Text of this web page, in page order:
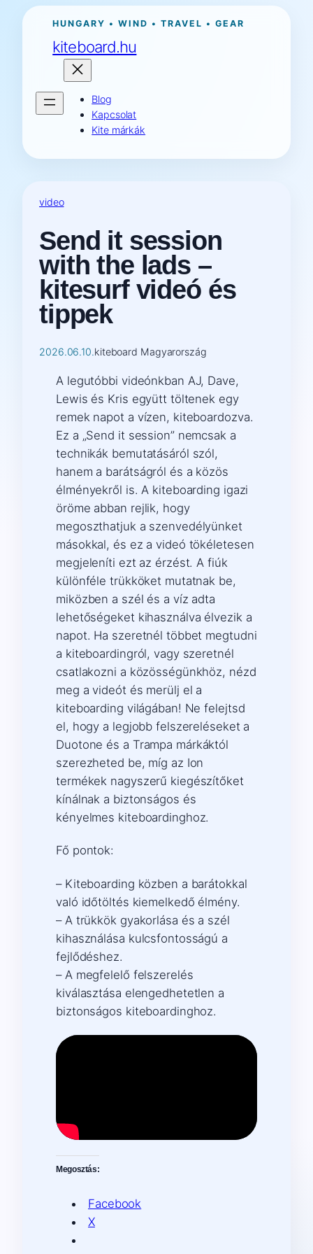
Ugrás
tartalomhoz
HUNGARY • WIND • TRAVEL • GEAR
kiteboard.hu
Blog
Kapcsolat
Kite márkák
video
Send it session
with the lads –
kitesurf videó és
tippek
2026.06.10.kiteboard Magyarország
A legutóbbi videónkban AJ, Dave,
Lewis és Kris együtt töltenek egy
remek napot a vízen, kiteboardozva.
Ez a „Send it session” nemcsak a
technikák bemutatásáról szól,
hanem a barátságról és a közös
élményekről is. A kiteboarding igazi
öröme abban rejlik, hogy
megoszthatjuk a szenvedélyünket
másokkal, és ez a videó tökéletesen
megjeleníti ezt az érzést. A fiúk
különféle trükköket mutatnak be,
miközben a szél és a víz adta
lehetőségeket kihasználva élvezik a
napot. Ha szeretnél többet megtudni
a kiteboardingról, vagy szeretnél
csatlakozni a közösségünkhöz, nézd
meg a videót és merülj el a
kiteboarding világában! Ne felejtsd
el, hogy a legjobb felszereléseket a
Duotone és a Trampa márkáktól
szerezheted be, míg az Ion
termékek nagyszerű kiegészítőket
kínálnak a biztonságos és
kényelmes kiteboardinghoz.
Fő pontok:
– Kiteboarding közben a barátokkal
való időtöltés kiemelkedő élmény.
– A trükkök gyakorlása és a szél
kihasználása kulcsfontosságú a
fejlődéshez.
– A megfelelő felszerelés
kiválasztása elengedhetetlen a
biztonságos kiteboardinghoz.
Megosztás:
Facebook
X